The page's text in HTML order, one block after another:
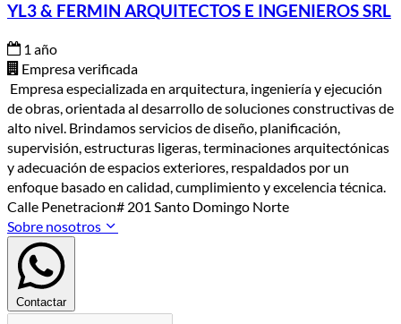
YL3 & FERMIN ARQUITECTOS E INGENIEROS SRL
1 año
Empresa verificada
Empresa especializada en arquitectura, ingeniería y ejecución
de obras, orientada al desarrollo de soluciones constructivas de
alto nivel. Brindamos servicios de diseño, planificación,
supervisión, estructuras ligeras, terminaciones arquitectónicas
y adecuación de espacios exteriores, respaldados por un
enfoque basado en calidad, cumplimiento y excelencia técnica.
Calle Penetracion# 201 Santo Domingo Norte
Sobre nosotros
Contactar